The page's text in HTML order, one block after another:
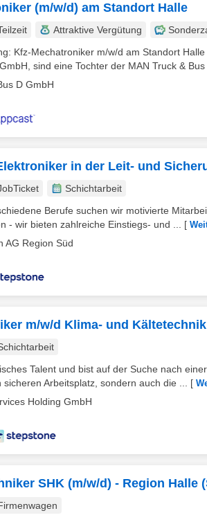
(m/w/d) am Standort Halle
Attraktive Vergütung
Kfz-Mechatroniker m/w/d am Standort
sind eine Tochter der MAN Truck & Bus
D GmbH
in der Leit- und
Schichtarbeit
Berufe suchen wir motivierte
- wir bieten zahlreiche Einstiegs- und ...
[
AG Region Süd
m/w/d Klima- und Kältetechnik
Talent und bist auf der Suche nach
Arbeitsplatz, sondern auch die ...
[
Holding GmbH
SHK (m/w/d) - Region Halle